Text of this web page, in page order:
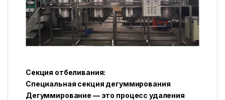
Секция отбеливания:
Специальная секция дегуммирования
Дегуммирование — это процесс удаления